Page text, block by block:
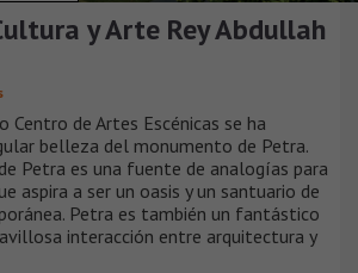
y Arte Rey Abdullah
Centro de Artes Escénicas se ha
belleza del monumento de Petra.
Petra es una fuente de analogías para
aspira a ser un oasis y un santuario de
Petra es también un fantástico
interacción entre arquitectura y